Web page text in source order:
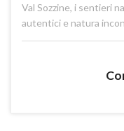
Val Sozzine, i sentieri
autentici e natura